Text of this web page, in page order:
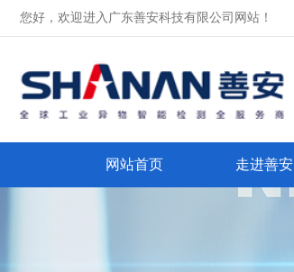
您好，欢迎进入广东善安科技有限公司网站！
网站首页 走进善安